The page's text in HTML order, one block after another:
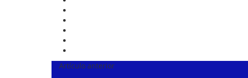
Artículo anterior